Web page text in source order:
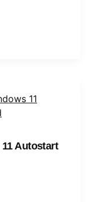
Autostart